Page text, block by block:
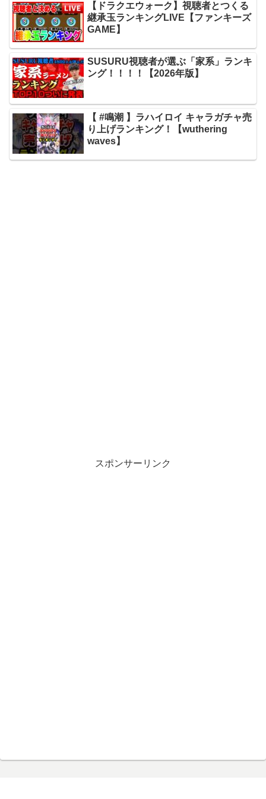
【ドラクエウォーク】視聴者とつくる
継承玉ランキングLIVE【ファンキーズ
GAME】
SUSURU視聴者が選ぶ「家系」ランキ
ング！！！！【2026年版】
【 #鳴潮 】ラハイロイ キャラガチャ売
り上げランキング！【wuthering
waves】
スポンサーリンク